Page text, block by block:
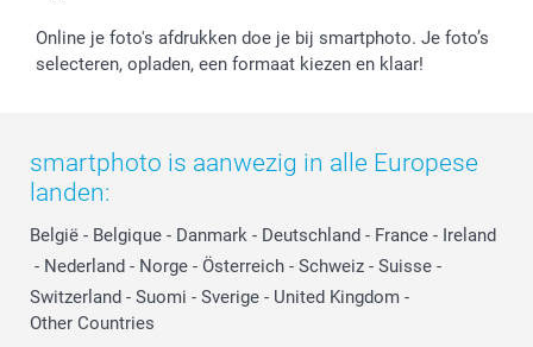
Online je foto's afdrukken doe je bij smartphoto. Je foto’s
selecteren, opladen, een formaat kiezen en klaar!
smartphoto is aanwezig in alle Europese
landen:
België - Belgique - Danmark - Deutschland - France - Ireland
- Nederland - Norge - Österreich - Schweiz - Suisse -
Switzerland - Suomi - Sverige - United Kingdom -
Other Countries